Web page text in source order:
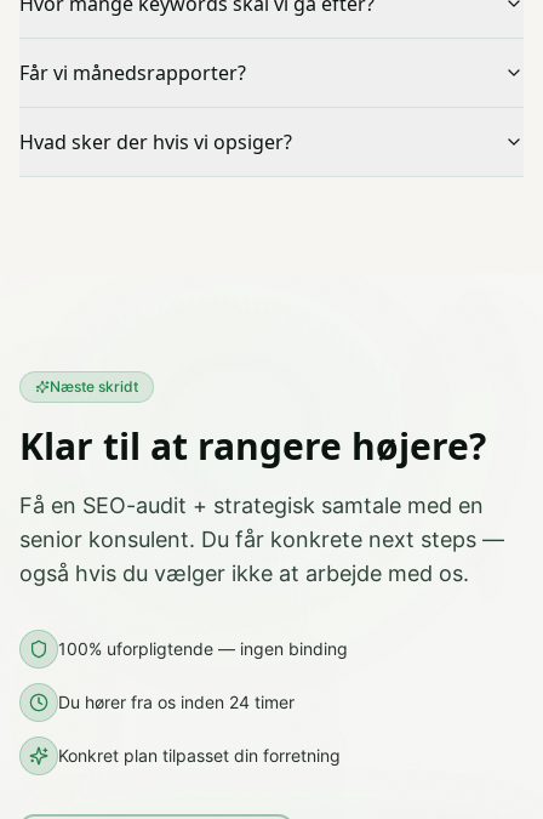
Får vi månedsrapporter?
Hvad sker der hvis vi opsiger?
Næste skridt
Klar til at rangere højere?
Få en SEO-audit + strategisk samtale med en
senior konsulent. Du får konkrete next steps —
også hvis du vælger ikke at arbejde med os.
100% uforpligtende — ingen binding
Du hører fra os inden 24 timer
Konkret plan tilpasset din forretning